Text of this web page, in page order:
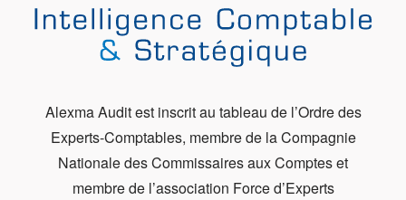
Alexma Audit est inscrit au tableau de l’Ordre des
Experts-Comptables, membre de la Compagnie
Nationale des Commissaires aux Comptes et
membre de l’association Force d’Experts